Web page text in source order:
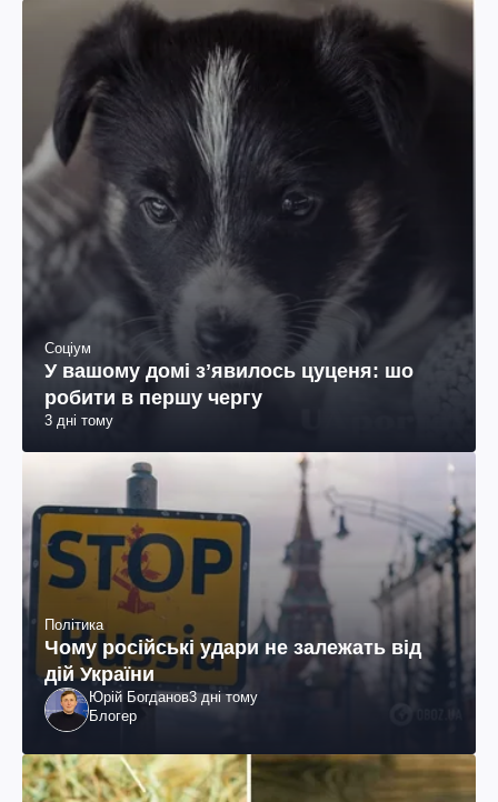
Соціум
У вашому домі зʼявилось цуценя: шо
робити в першу чергу
3 дні тому
Політика
Чому російські удари не залежать від
дій України
Юрій Богданов3 дні тому
Блогер